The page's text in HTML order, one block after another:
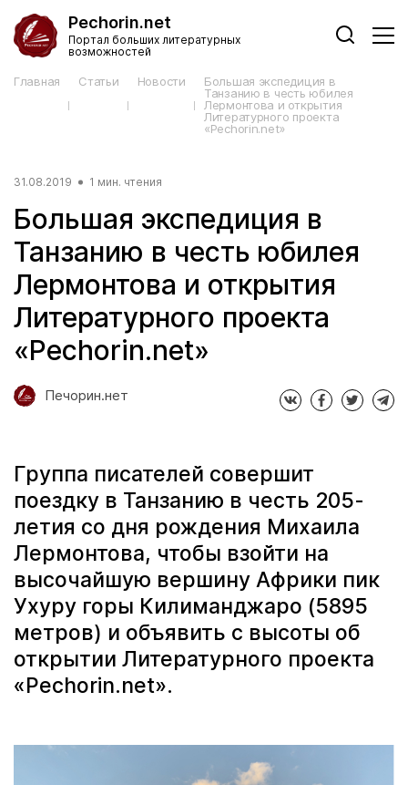
Pechorin.net
Портал больших литературных
возможностей
Главная Статьи Новости
Большая экспедиция в
Танзанию в честь юбилея
Лермонтова и открытия
Литературного проекта
«Pechorin.net»
Большая экспедиция в
Танзанию в честь юбилея
Лермонтова и открытия
Литературного проекта
«Pechorin.net»
31.08.2019 1 мин. чтения
Печорин.нет
Группа писателей совершит
поездку в Танзанию в честь 205-
летия со дня рождения Михаила
Лермонтова, чтобы взойти на
высочайшую вершину Африки пик
Ухуру горы Килиманджаро (5895
метров) и объявить с высоты об
открытии Литературного проекта
«Pechorin.net».